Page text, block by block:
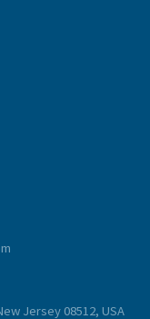
Jersey 08512, USA